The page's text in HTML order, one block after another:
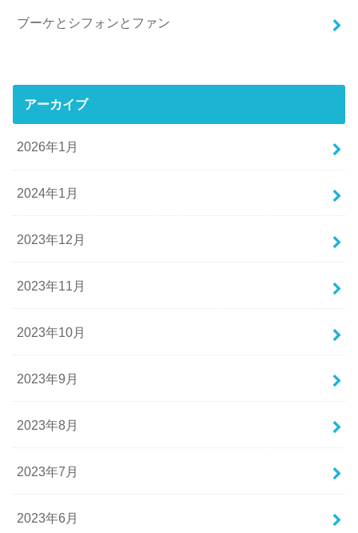
ブーケとシフォンとファン
アーカイブ
2026年1月
2024年1月
2023年12月
2023年11月
2023年10月
2023年9月
2023年8月
2023年7月
2023年6月